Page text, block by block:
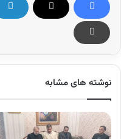
نوشته های مشابه